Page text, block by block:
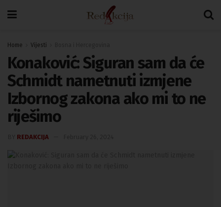
Home Vijesti
Konaković: Siguran sam da će
Schmidt nametnuti izmjene
Izbornog zakona ako mi to ne
riješimo
REDAKCIJA